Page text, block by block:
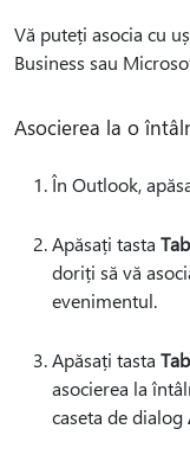
Vă puteți asocia cu
Business sau
Asocierea la o
În Outlook,
Apăsați tasta Tab
doriți să vă
evenimentul.
Apăsați tasta Tab
asocierea la
caseta de dialog